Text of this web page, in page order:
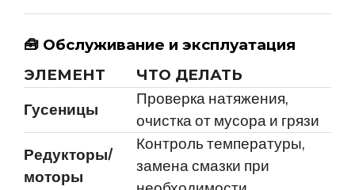
🧰 Обслуживание и эксплуатация
ЭЛЕМЕНТ
ЧТО ДЕЛАТЬ
Гусеницы
Проверка натяжения,
очистка от мусора и грязи
Редукторы/
моторы
Контроль температуры,
замена смазки при